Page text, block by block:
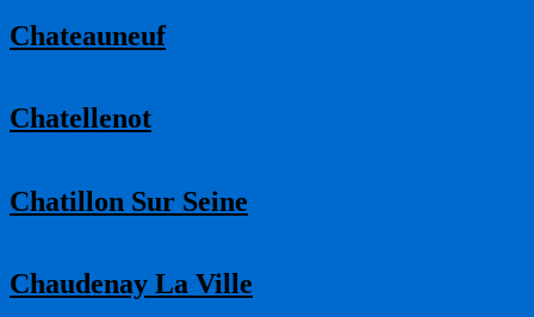
Chateauneuf
Chatellenot
Chatillon Sur Seine
Chaudenay La Ville